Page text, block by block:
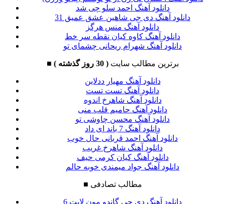
دانلود آهنگ احمد سلو چی شد
دانلود آهنگ دی جی شاهین عشق عمیق 31
دانلود آهنگ منس هرگز
دانلود آهنگ کاوه کیان نقطه سر خط
دانلود آهنگ شهرام ریحانی چشمای تو
■ برترین مطالب سایت( 30 روز گذشته )
دانلود آهنگ مهیار ددلاین
دانلود آهنگ تست تست
دانلود آهنگ شاهرخ اندوه
دانلود آهنگ حامیم قلب منی
دانلود آهنگ محسن چاوشی تو
دانلود آهنگ 7 باند ای داد
دانلود آهنگ احمد قربانی حال خوب
دانلود آهنگ شاهرخ غریب
دانلود آهنگ کیان کرمی حیف
دانلود آهنگ جواد میمندی خوبه حالم
■ مطالب تصادفی
دانلود آهنگ دی جی گاندو مون لایت 6